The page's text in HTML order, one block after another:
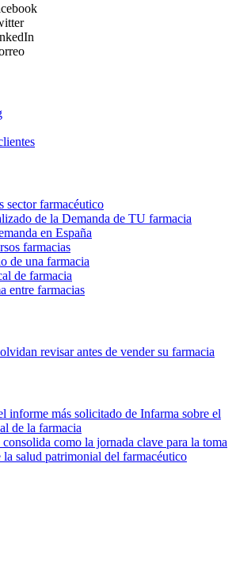
sector farmacéutico
de la Demanda de TU farmacia
en España
farmacias
de una farmacia
de farmacia
entre farmacias
revisar antes de vender su farmacia
informe más solicitado de Infarma sobre el
de la farmacia
como la jornada clave para la toma
la salud patrimonial del farmacéutico